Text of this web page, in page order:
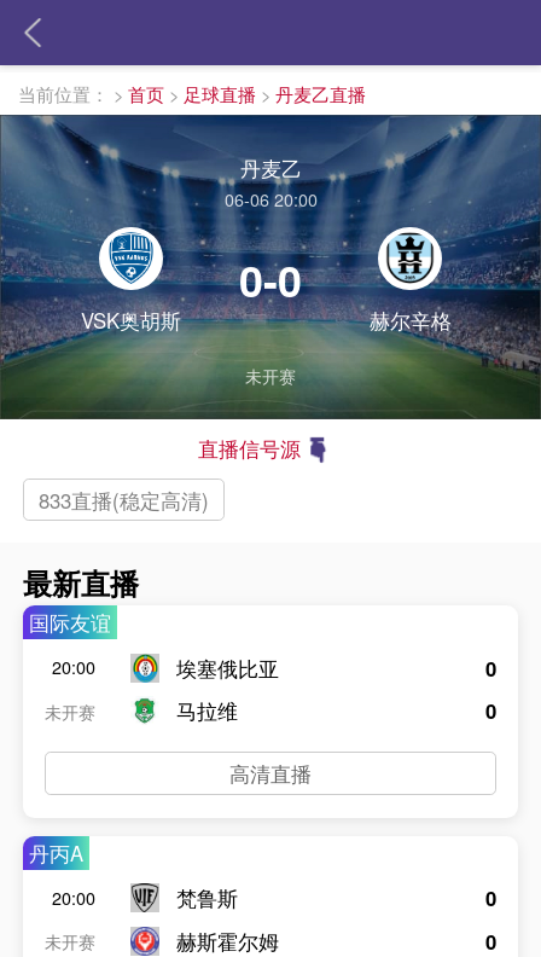
当前位置： > 首页 > 足球直播 > 丹麦乙直播
丹麦乙
06-06 20:00
VSK奥胡斯
0-0
赫尔辛格
未开赛
直播信号源
833直播(稳定高清)
最新直播
国际友谊
20:00
未开赛
埃塞俄比亚
马拉维
0
0
高清直播
丹丙A
20:00
未开赛
梵鲁斯
赫斯霍尔姆
0
0